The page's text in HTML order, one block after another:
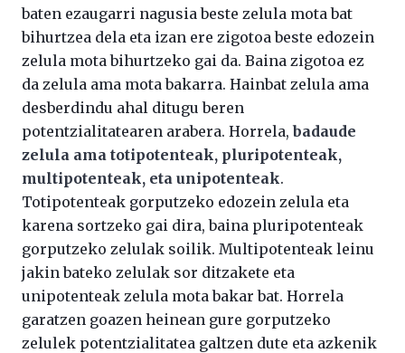
baten ezaugarri nagusia beste zelula mota bat
bihurtzea dela eta izan ere zigotoa beste edozein
zelula mota bihurtzeko gai da. Baina zigotoa ez
da zelula ama mota bakarra. Hainbat zelula ama
desberdindu ahal ditugu beren
potentzialitatearen arabera. Horrela,badaude
zelula ama totipotenteak, pluripotenteak,
multipotenteak, eta unipotenteak.
Totipotenteak gorputzeko edozein zelula eta
karena sortzeko gai dira, baina pluripotenteak
gorputzeko zelulak soilik. Multipotenteak leinu
jakin bateko zelulak sor ditzakete eta
unipotenteak zelula mota bakar bat. Horrela
garatzen goazen heinean gure gorputzeko
zelulek potentzialitatea galtzen dute eta azkenik